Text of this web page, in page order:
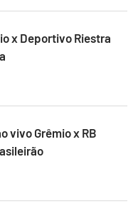
x Deportivo Riestra
vivo Grêmio x RB